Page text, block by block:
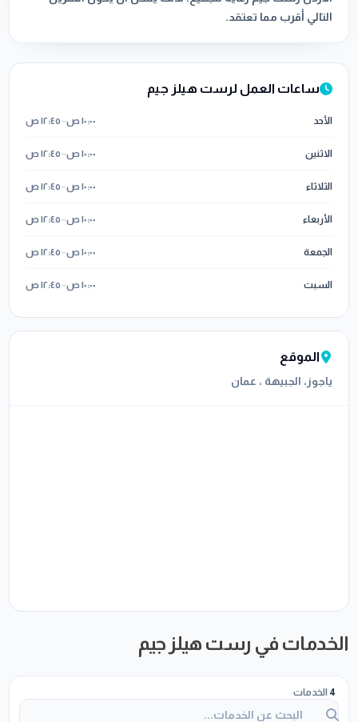
التالي أقرب مما تعتقد.
الخدمات في رست هيلز جيم
4 الخدمات
ساعات العمل لرست هيلز جيم
الأحد ١٠:٠٠ ص –١٢:٤٥ ص
الاثنين ١٠:٠٠ ص –١٢:٤٥ ص
الثلاثاء ١٠:٠٠ ص –١٢:٤٥ ص
الأربعاء ١٠:٠٠ ص –١٢:٤٥ ص
الجمعة ١٠:٠٠ ص –١٢:٤٥ ص
السبت ١٠:٠٠ ص –١٢:٤٥ ص
الموقع
ياجوز، الجبيهة ، عمان